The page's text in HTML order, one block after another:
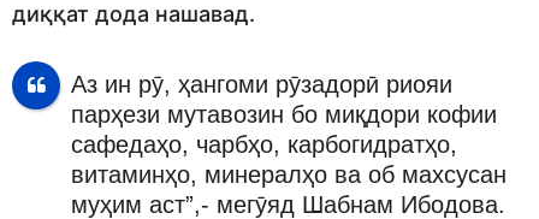
диққат дода нашавад.
Аз ин рӯ, ҳангоми рӯзадорӣ риояи
парҳези мутавозин бо миқдори кофии
сафедаҳо, чарбҳо, карбогидратҳо,
витаминҳо, минералҳо ва об махсусан
муҳим аст”,- мегӯяд Шабнам Ибодова.